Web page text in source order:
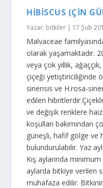
HIBISCUS (ÇIN
Yazar: bitkiler | 17 Şub
Malvaceae
olarak yaşamaktadır.
veya çok yıllık,
çiçeği yetiştiriciliğinde
sinensis ve H.rosa-
edilen
ve değişik renklere
koşulları bakımından
güneşli, hafif gölge ve
bulundurulabilir. Yaz
Kış aylarında minimum
aylarda bitkiye verilen
muhafaza edilir.